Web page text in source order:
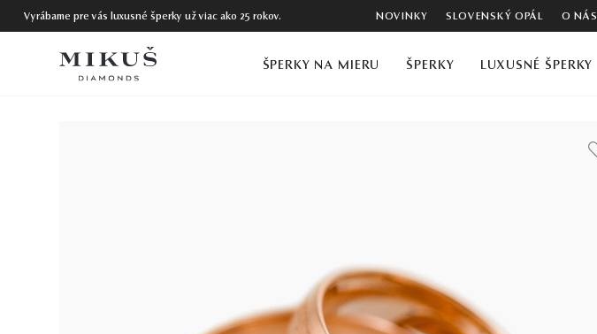
Vyrábame pre vás luxusné šperky už viac ako 25 rokov. NOVINKY SLOVENSKÝ OPÁL O NÁS
ŠPERKY NA MIERU ŠPERKY LUXUSNÉ ŠPERKY